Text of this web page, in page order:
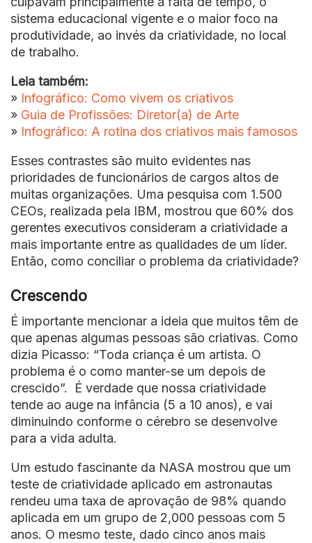
sistema educacional vigente e o maior foco na
produtividade, ao invés da criatividade, no local
de trabalho.
Leia também:
» Infográfico: Como vivem os criativos
» Guia de Profissões: Diretor(a) de Arte
» Infográfico: A rotina dos criativos mais famosos
Esses contrastes são muito evidentes nas
prioridades de funcionários de cargos altos de
muitas organizações. Uma pesquisa com 1.500
CEOs, realizada pela IBM, mostrou que 60% dos
gerentes executivos consideram a criatividade a
mais importante entre as qualidades de um líder.
Então, como conciliar o problema da criatividade?
Crescendo
É importante mencionar a ideia que muitos têm de
que apenas algumas pessoas são criativas. Como
dizia Picasso: “Toda criança é um artista. O
problema é o como manter-se um depois de
crescido”. É verdade que nossa criatividade
tende ao auge na infância (5 a 10 anos), e vai
diminuindo conforme o cérebro se desenvolve
para a vida adulta.
Um estudo fascinante da NASA mostrou que um
teste de criatividade aplicado em astronautas
rendeu uma taxa de aprovação de 98% quando
aplicada em um grupo de 2,000 pessoas com 5
anos. O mesmo teste, dado cinco anos mais